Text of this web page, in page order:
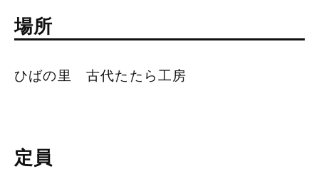
場所
ひばの里 古代たたら工房
定員